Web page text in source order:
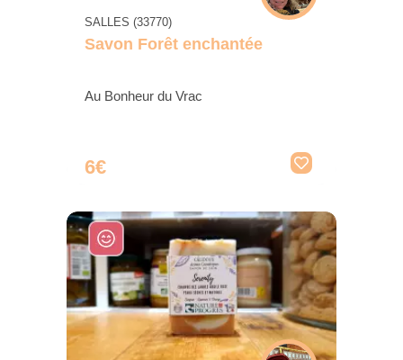
SALLES (33770)
Savon Forêt enchantée
Au Bonheur du Vrac
6€